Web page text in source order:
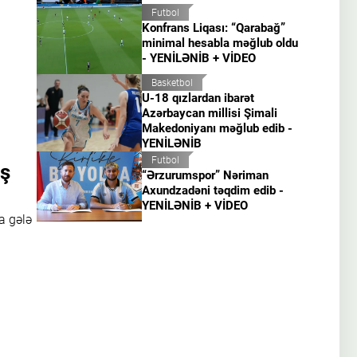
gələ
Futbol
Konfrans Liqası: “Qarabağ”
minimal hesabla məğlub oldu
- YENİLƏNİB + VİDEO
Basketbol
U-18 qızlardan ibarət
Azərbaycan millisi Şimali
Makedoniyanı məğlub edib -
YENİLƏNİB
Futbol
“Ərzurumspor” Nəriman
Axundzadəni təqdim edib -
YENİLƏNİB + VİDEO